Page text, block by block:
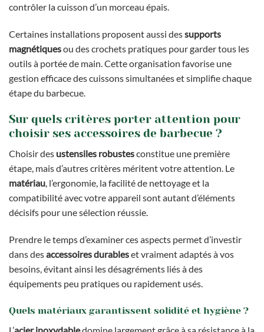
contrôler la cuisson d’un morceau épais.
Certaines installations proposent aussi dessupports
magnétiquesou des crochets pratiques pour garder tous les
outils à portée de main. Cette organisation favorise une
gestion efficace des cuissons simultanées et simplifie chaque
étape du barbecue.
Sur quels critères porter attention pour
choisir ses accessoires de barbecue ?
Choisir des ustensiles robustesconstitue une première
étape, mais d’autres critères méritent votre attention. Le
matériau, l’ergonomie, la facilité de nettoyage et la
compatibilité avec votre appareil sont autant d’éléments
décisifs pour une sélection réussie.
Prendre le temps d’examiner ces aspects permet d’investir
dans desaccessoires durableset vraiment adaptés à vos
besoins, évitant ainsi les désagréments liés à des
équipements peu pratiques ou rapidement usés.
Quels matériaux garantissent solidité et hygiène ?
L’acier inoxydabledomine largement grâce à sa résistance à la